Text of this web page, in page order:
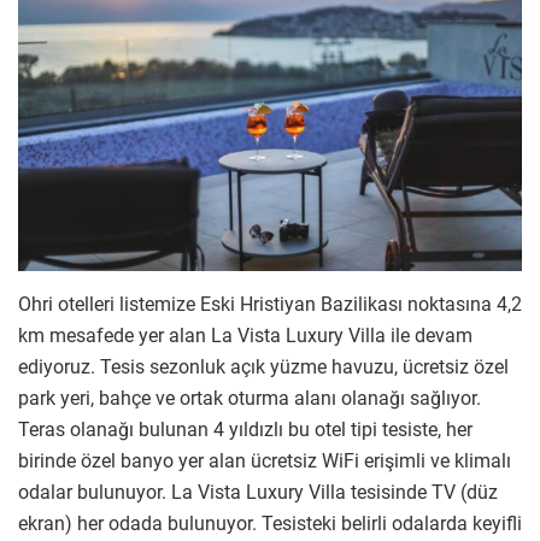
Ohri otelleri listemize Eski Hristiyan Bazilikası noktasına 4,2
km mesafede yer alan La Vista Luxury Villa ile devam
ediyoruz. Tesis sezonluk açık yüzme havuzu, ücretsiz özel
park yeri, bahçe ve ortak oturma alanı olanağı sağlıyor.
Teras olanağı bulunan 4 yıldızlı bu otel tipi tesiste, her
birinde özel banyo yer alan ücretsiz WiFi erişimli ve klimalı
odalar bulunuyor. La Vista Luxury Villa tesisinde TV (düz
ekran) her odada bulunuyor. Tesisteki belirli odalarda keyifli